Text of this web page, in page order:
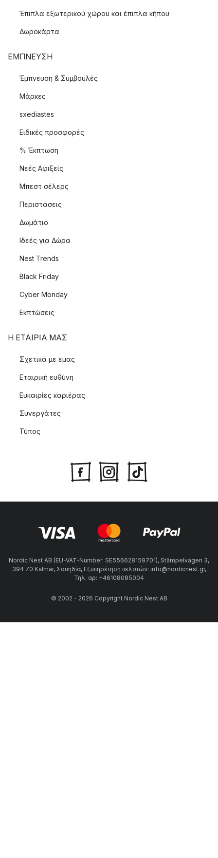
Έπιπλα εξωτερικού χώρου και έπιπλα κήπου
Δωροκάρτα
ΈΜΠΝΕΥΣΗ
Έμπνευση & Συμβουλές
Μάρκες
sxediastes
Ειδικές προσφορές
% Έκπτωση
Νεές Αφιξείς
Μπεστ σέλερς
Περιστάσεις
Δωμάτιο
Ιδεές για Δώρα
Nest Trends
Black Friday
Cyber Monday
Εκπτώσεις
Η ΕΤΑΊΡΙΑ ΜΑΣ
Σχετικά με εμας
Εταιρική ευθύνη
Ευκαιρίες καριέρας
Συνεργάτες
Τύπος
Nordic Nest AB (EU-VAT-Number: SE556628159701), Stämpelvägen 3,
394 70 Kalmar, Σουηδία, Εξυπηρέτηση πελατών: info@nordicnest.gr,
Τηλ. αρ: +46108085004
© 2002 - 2026 Copyright Nordic Nest AB